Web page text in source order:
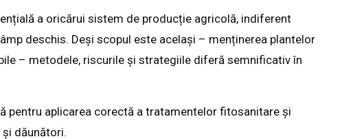
a oricărui sistem de producție agricolă, indiferent
deschis. Deși scopul este același – menținerea plantelor
– metodele, riscurile și strategiile diferă semnificativ în
pentru aplicarea corectă a tratamentelor fitosanitare și
dăunători.